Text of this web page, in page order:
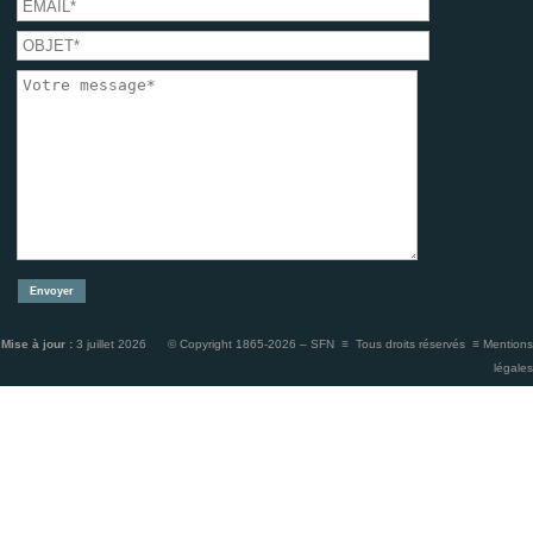
Mise à jour : 3 juillet 2026 © Copyright 1865-2026 – SFN ≡ Tous droits réservés ≡ Mentions
légales